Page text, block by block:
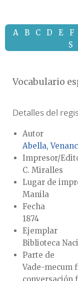
A B C D E F
S
Vocabulario
Detalles del
Autor
Abella,
Impresor/
C. Miralles
Lugar de
Manila
Fecha
1874
Ejemplar
Biblioteca
Parte de
Vade-mecum